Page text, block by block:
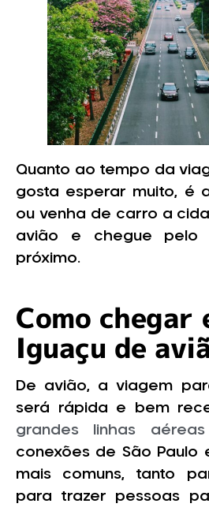
Quanto ao tempo da
gosta esperar muito, é
ou venha de carro a
avião e chegue pelo
próximo.
Como chegar
Iguaçu de
De avião, a viagem
será rápida e bem
grandes linhas aéreas
conexões de São Paulo
mais comuns, tanto
para trazer pessoas